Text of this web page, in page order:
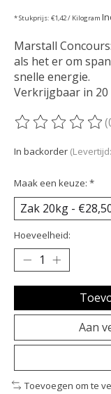
* Stukprijs: €1,42 / Kilogram
Marstall
als het er om
snelle energie.
Verkrijgbaar in
De beoordeling
In backorder
Maak een keuze: *
Hoeveelheid:
Aan
Toevoegen om te